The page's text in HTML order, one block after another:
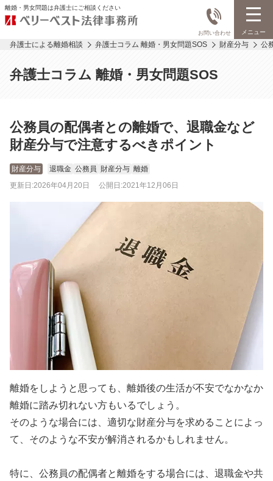
離婚・男女問題は弁護士にご相談ください
お問い合わせ メニュー
弁護士による離婚相談 弁護士コラム 離婚・男女問題SOS 財産分与 公
弁護士コラム 離婚・男女問題SOS
公務員の配偶者との離婚で、退職金など
財産分与で注意するべきポイント
財産分与 退職金 公務員 財産分与 離婚
更新日:2026年04月20日 公開日:2021年12月06日
離婚をしようと思っても、離婚後の生活が不安でなかなか
離婚に踏み切れない方もいるでしょう。
そのような場合には、適切な財産分与を求めることによっ
て、そのような不安が解消されるかもしれません。
特に、公務員の配偶者と離婚をする場合には、退職金や共